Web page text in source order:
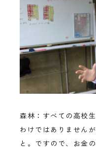
森林：すべての高校
わけではありません
と。ですので、お金